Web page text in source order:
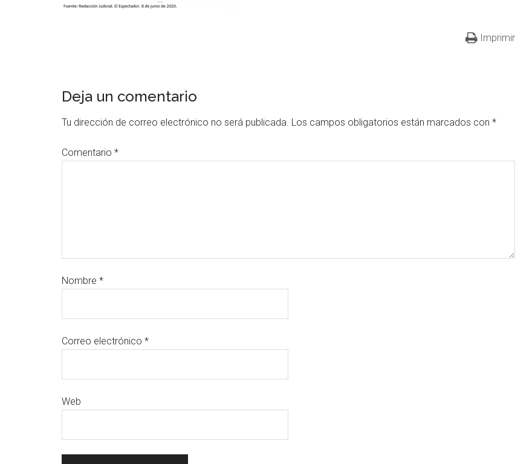
Imprimir
Deja un comentario
Tu dirección de correo electrónico no será publicada. Los campos obligatorios están marcados con *
Comentario *
Nombre *
Correo electrónico *
Web